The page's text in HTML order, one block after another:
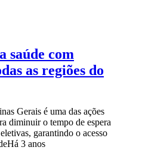
saúde com
as regiões do
Gerais é uma das ações
diminuir o tempo de espera
garantindo o acesso
Há 3 anos